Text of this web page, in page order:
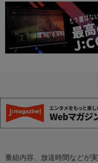
番組内容、放送時間などが